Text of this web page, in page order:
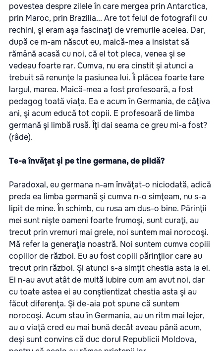
povestea despre zilele în care mergea prin Antarctica,
prin Maroc, prin Brazilia... Are tot felul de fotografii cu
rechini, şi eram aşa fascinaţi de vremurile acelea. Dar,
după ce m-am născut eu, maică-mea a insistat să
rămână acasă cu noi, că el tot pleca, venea şi se
vedeau foarte rar. Cumva, nu era cinstit şi atunci a
trebuit să renunţe la pasiunea lui. Îi plăcea foarte tare
largul, marea. Maică-mea a fost profesoară, a fost
pedagog toată viaţa. Ea e acum în Germania, de câţiva
ani, şi acum educă tot copii. E profesoară de limba
germană şi limbă rusă. Îţi dai seama ce greu mi-a fost?
(râde).
Te-a învăţat şi pe tine germana, de pildă?
Paradoxal, eu germana n-am învăţat-o niciodată, adică
preda ea limba germană şi cumva n-o simţeam, nu s-a
lipit de mine. În schimb, cu rusa am dus-o bine. Părinţii
mei sunt nişte oameni foarte frumoşi, sunt curaţi, au
trecut prin vremuri mai grele, noi suntem mai norocoşi.
Mă refer la generaţia noastră. Noi suntem cumva copiii
copiilor de război. Eu au fost copiii părinţilor care au
trecut prin război. Şi atunci s-a simţit chestia asta la ei.
Ei n-au avut atât de multă iubire cum am avut noi, dar
cu toate astea ei au conştientizat chestia asta şi au
făcut diferenţa. Şi de-aia pot spune că suntem
norocoşi. Acum stau în Germania, au un ritm mai lejer,
au o viaţă cred eu mai bună decât aveau până acum,
deşi sunt convins că duc dorul Republicii Moldova,